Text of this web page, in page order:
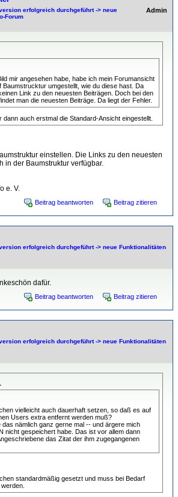
erfolgreich durchgeführt -> neue
Forum
Admin
mir angesehen habe, habe ich mein Forumansicht
Baumstrucktur umgestellt, wie du diese hast. Da
Link zu den neuesten Beiträgen. Doch bei den
man die neuesten Beiträge. Da liegt der Fehler.
auch erstmal die Standard-Ansicht eingestellt.
einstellen. Die Links zu den neuesten
in der Baumstruktur verfügbar.
e. V.
Beitrag beantworten Beitrag zitieren
erfolgreich durchgeführt -> neue Funktionalitäten
dafür.
Beitrag beantworten Beitrag zitieren
erfolgreich durchgeführt -> neue Funktionalitäten
vielleicht auch dauerhaft setzen, so daß es auf
Users extra entfernt werden muß?
nämlich ganz gerne mal -- und ärgere mich
nicht gespeichert habe. Das ist vor allem dann
das Zitat der ihm zugegangenen
standardmäßig gesetzt und muss bei Bedarf